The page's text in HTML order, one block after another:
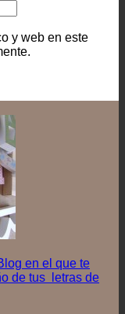
y web en este
en el que te
de tus letras de